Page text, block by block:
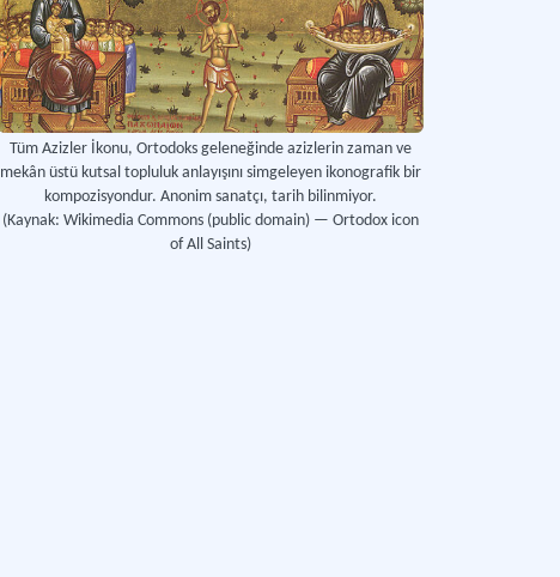
Tüm Azizler İkonu, Ortodoks geleneğinde azizlerin zaman ve
mekân üstü kutsal topluluk anlayışını simgeleyen ikonografik bir
kompozisyondur. Anonim sanatçı, tarih bilinmiyor.
(Kaynak: Wikimedia Commons (public domain) — Ortodox icon
of All Saints)